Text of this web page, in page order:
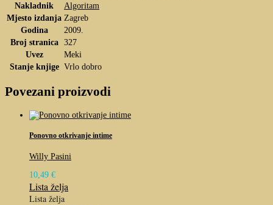
Nakladnik
Algoritam
Mjesto izdanja Zagreb
Godina
2009.
Broj stranica
327
Uvez
Meki
Stanje knjige Vrlo dobro
Povezani proizvodi
Ponovno otkrivanje intime
Willy Pasini
10,49 €
Lista želja
Lista želja